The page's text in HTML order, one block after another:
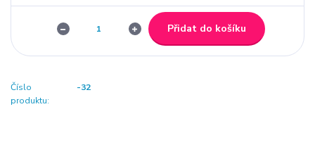
Přidat do košíku
Číslo
produktu:
-32